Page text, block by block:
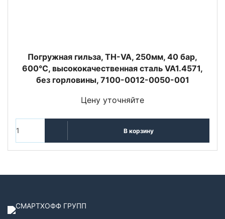
Погружная гильза, TH-VA, 250мм, 40 бар,
600°C, высококачественная сталь VA1.4571,
без горловины, 7100-0012-0050-001
Цену уточняйте
В корзину